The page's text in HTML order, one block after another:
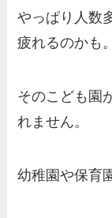
やっぱり人数
疲れるのかも。
そのこども園
れません。
幼稚園や保育